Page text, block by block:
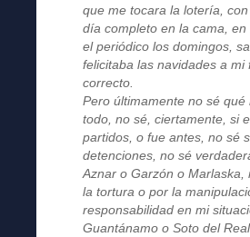
que me tocara la lotería,
día completo en la cama,
el periódico los domingos,
felicitaba las navidades a
correcto.
Pero últimamente no sé
todo, no sé, ciertamente, si
partidos, o fue antes, no sé
detenciones, no sé
Aznar o Garzón o
la tortura o por la
responsabilidad en mi
Guantánamo o Soto del